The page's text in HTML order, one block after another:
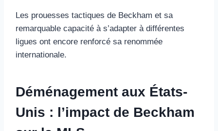
Les prouesses tactiques de Beckham et sa
remarquable capacité à s’adapter à différentes
ligues ont encore renforcé sa renommée
internationale.
Déménagement aux États-
Unis : l’impact de Beckham